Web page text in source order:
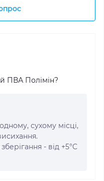
ПВА Полімін?
сухому місці,
- від +5°C